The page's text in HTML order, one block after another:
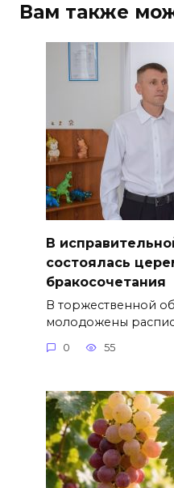
Вам также
В
состоялась
бракосочетания
В торжественной
молодожены
0 55